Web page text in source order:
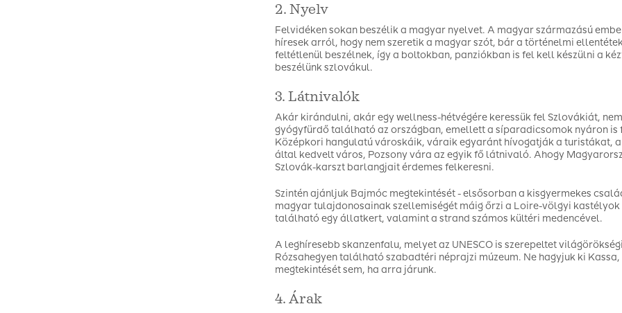
2. Nyelv
Felvidéken sokan beszélik a magyar nyelvet. A magyar származású
híresek arról, hogy nem szeretik a magyar szót, bár a történelmi
feltétlenül beszélnek, így a boltokban, panziókban is fel kell készülni a
beszélünk szlovákul.
3. Látnivalók
Akár kirándulni, akár egy wellness-hétvégére keressük fel Szlovákiát,
gyógyfürdő található az országban, emellett a síparadicsomok nyáron
Középkori hangulatú városkáik, váraik egyaránt hívogatják a turistákat,
által kedvelt város, Pozsony vára az egyik fő látnivaló. Ahogy
Szlovák-karszt barlangjait érdemes felkeresni.
Szintén ajánljuk Bajmóc megtekintését - elsősorban a kisgyermekes
magyar tulajdonosainak szellemiségét máig őrzi a Loire-völgyi
található egy állatkert, valamint a strand számos kültéri medencével.
A leghíresebb skanzenfalu, melyet az UNESCO is szerepeltet
Rózsahegyen található szabadtéri néprajzi múzeum. Ne hagyjuk ki
megtekintését sem, ha arra járunk.
4. Árak